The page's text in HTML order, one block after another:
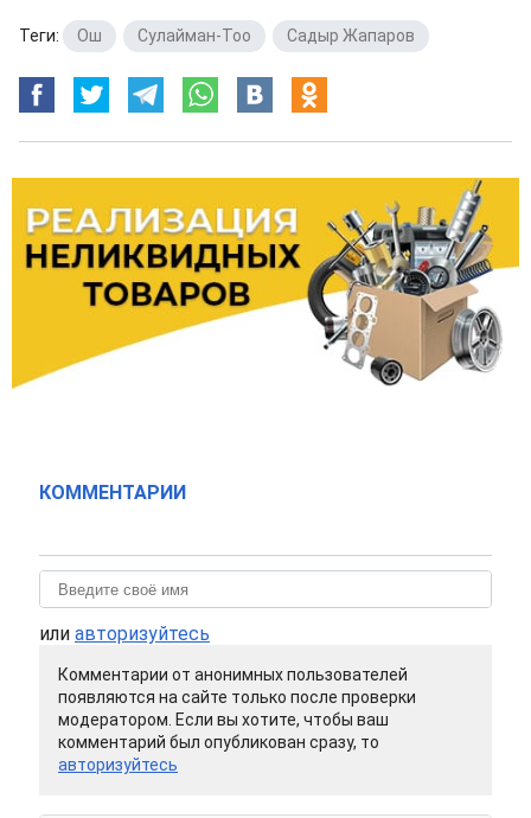
Теги: Ош Сулайман-Тоо Садыр Жапаров
КОММЕНТАРИИ
или авторизуйтесь
Комментарии от анонимных пользователей
появляются на сайте только после проверки
модератором. Если вы хотите, чтобы ваш
комментарий был опубликован сразу, то
авторизуйтесь